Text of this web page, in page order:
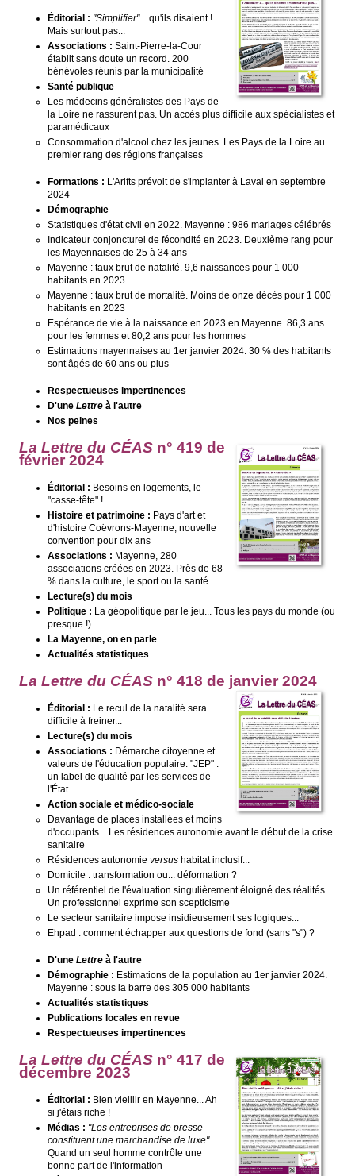
Éditorial : "Simplifier"... qu'ils disaient !
Mais surtout pas...
Associations : Saint-Pierre-la-Cour
établit sans doute un record. 200
bénévoles réunis par la municipalité
Santé publique
Les médecins généralistes des Pays de
la Loire ne rassurent pas. Un accès plus difficile aux spécialistes et
paramédicaux
Consommation d'alcool chez les jeunes. Les Pays de la Loire au
premier rang des régions françaises
Formations : L'Arifts prévoit de s'implanter à Laval en septembre
2024
Démographie
Statistiques d'état civil en 2022. Mayenne : 986 mariages célébrés
Indicateur conjoncturel de fécondité en 2023. Deuxième rang pour
les Mayennaises de 25 à 34 ans
Mayenne : taux brut de natalité. 9,6 naissances pour 1 000
habitants en 2023
Mayenne : taux brut de mortalité. Moins de onze décès pour 1 000
habitants en 2023
Espérance de vie à la naissance en 2023 en Mayenne. 86,3 ans
pour les femmes et 80,2 ans pour les hommes
Estimations mayennaises au 1er janvier 2024. 30 % des habitants
sont âgés de 60 ans ou plus
Respectueuses impertinences
D'une Lettreà l'autre
Nos peines
La Lettre du CÉASn° 419 de
février 2024
Éditorial : Besoins en logements, le
"casse-tête" !
Histoire et patrimoine : Pays d'art et
d'histoire Coëvrons-Mayenne, nouvelle
convention pour dix ans
Associations : Mayenne, 280
associations créées en 2023. Près de 68
% dans la culture, le sport ou la santé
Lecture(s) du mois
Politique : La géopolitique par le jeu... Tous les pays du monde (ou
presque !)
La Mayenne, on en parle
Actualités statistiques
La Lettre du CÉASn° 418 de janvier2024
Éditorial : Le recul de la natalité sera
difficile à freiner...
Lecture(s) du mois
Associations : Démarche citoyenne et
valeurs de l'éducation populaire. "JEP" :
un label de qualité par les services de
l'État
Action sociale et médico-sociale
Davantage de places installées et moins
d'occupants... Les résidences autonomie avant le début de la crise
sanitaire
Résidences autonomie versushabitat inclusif...
Domicile : transformation ou... déformation ?
Un référentiel de l'évaluation singulièrement éloigné des réalités.
Un professionnel exprime son scepticisme
Le secteur sanitaire impose insidieusement ses logiques...
Ehpad : comment échapper aux questions de fond (sans "s") ?
D'une Lettreà l'autre
Démographie : Estimations de la population au 1er janvier 2024.
Mayenne : sous la barre des 305 000 habitants
Actualités statistiques
Publications locales en revue
Respectueuses impertinences
La Lettre du CÉASn° 417 de
décembre 2023
Éditorial : Bien vieillir en Mayenne... Ah
si j'étais riche !
Médias : "Les entreprises de presse
constituent une marchandise de luxe"
Quand un seul homme contrôle une
bonne part de l'information